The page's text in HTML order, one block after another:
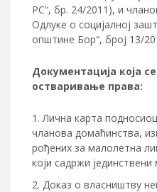
РС“, бр. 24/2011), и
Одлуке о социјалној
општине Бор“, број 13/
Документација која
остваривање права:
Лична карта
чланова домаћинства,
рођених за малолетна
који садржи јединствени
Доказ о власништву